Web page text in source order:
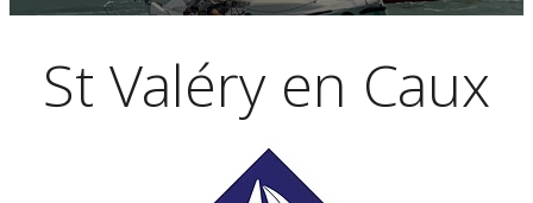
St Valéry en Caux